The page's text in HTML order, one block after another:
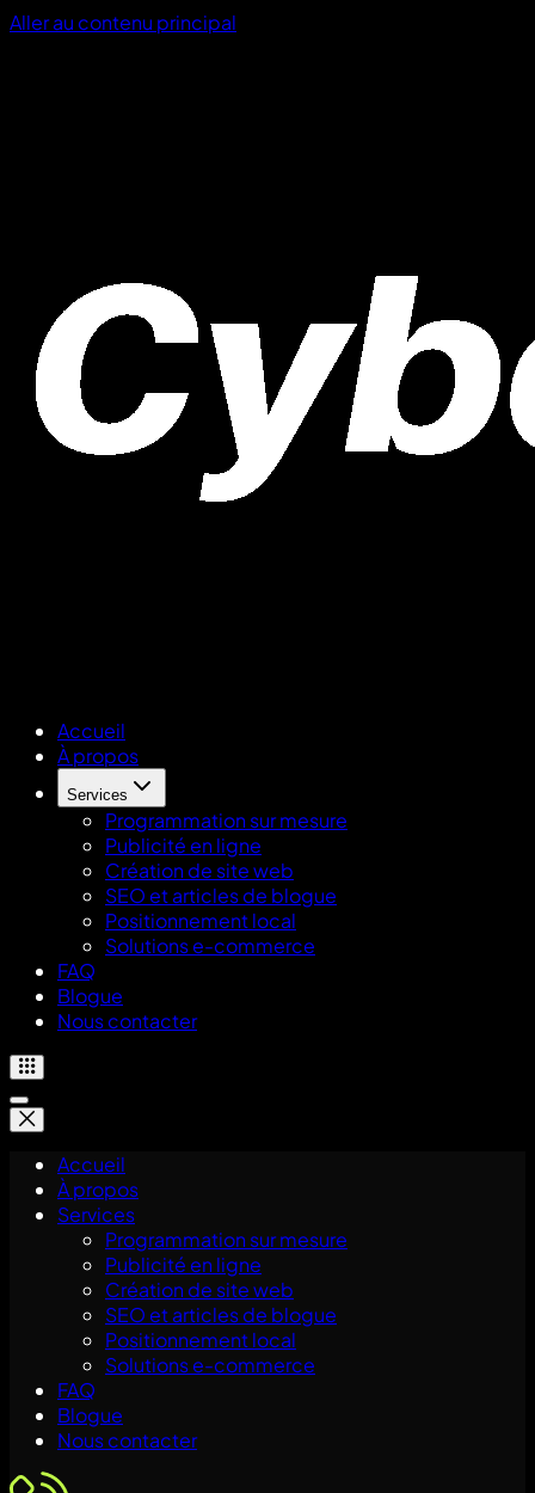
Aller au contenu principal
Accueil
À propos
Services
Programmation sur mesure
Publicité en ligne
Création de site web
SEO et articles de blogue
Positionnement local
Solutions e-commerce
FAQ
Blogue
Nous contacter
Accueil
À propos
Services
Programmation sur mesure
Publicité en ligne
Création de site web
SEO et articles de blogue
Positionnement local
Solutions e-commerce
FAQ
Blogue
Nous contacter